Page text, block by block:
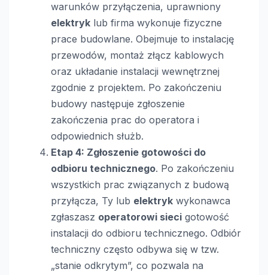
warunków przyłączenia, uprawniony
elektryk lub firma wykonuje fizyczne
prace budowlane. Obejmuje to instalację
przewodów, montaż złącz kablowych
oraz układanie instalacji wewnętrznej
zgodnie z projektem. Po zakończeniu
budowy następuje zgłoszenie
zakończenia prac do operatora i
odpowiednich służb.
Etap 4: Zgłoszenie gotowości do
odbioru technicznego. Po zakończeniu
wszystkich prac związanych z budową
przyłącza, Ty lub elektryk wykonawca
zgłaszasz operatorowi sieci gotowość
instalacji do odbioru technicznego. Odbiór
techniczny często odbywa się w tzw.
„stanie odkrytym”, co pozwala na